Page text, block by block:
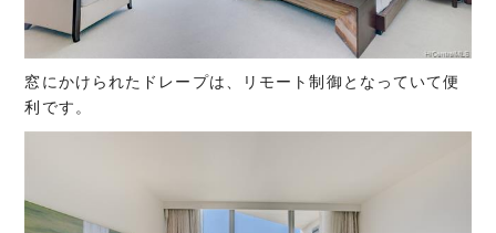
窓にかけられたドレープは、リモート制御となっていて便
利です。